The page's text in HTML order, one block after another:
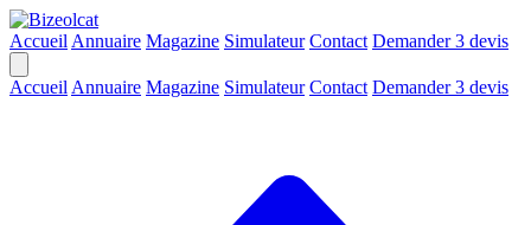
Accueil Annuaire Magazine Simulateur Contact Demander 3 devis
Accueil Annuaire Magazine Simulateur Contact Demander 3 devis